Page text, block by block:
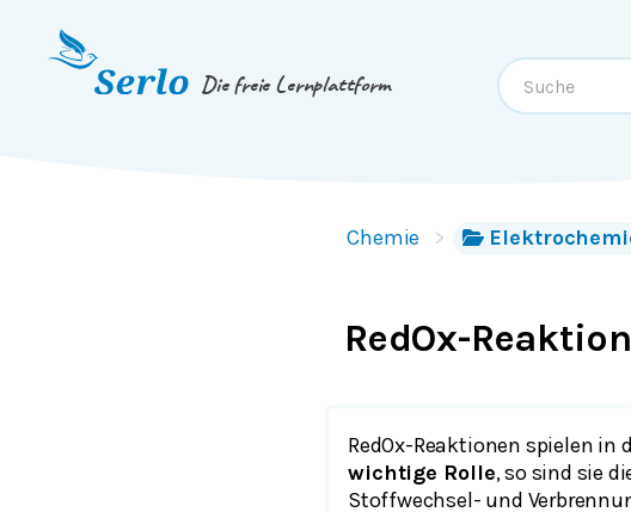
Springe zum
Die freie Lernplattform
Chemie
RedOx-
RedOx-Reaktionen spielen in
wichtige Rolle, so sind sie
Stoffwechsel- und